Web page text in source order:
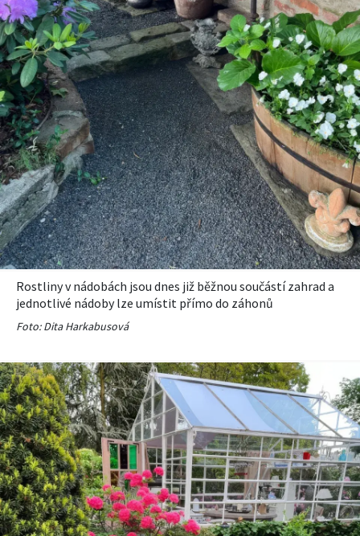
Rostliny v nádobách jsou dnes již běžnou součástí zahrad a
jednotlivé nádoby lze umístit přímo do záhonů
Foto: Dita Harkabusová